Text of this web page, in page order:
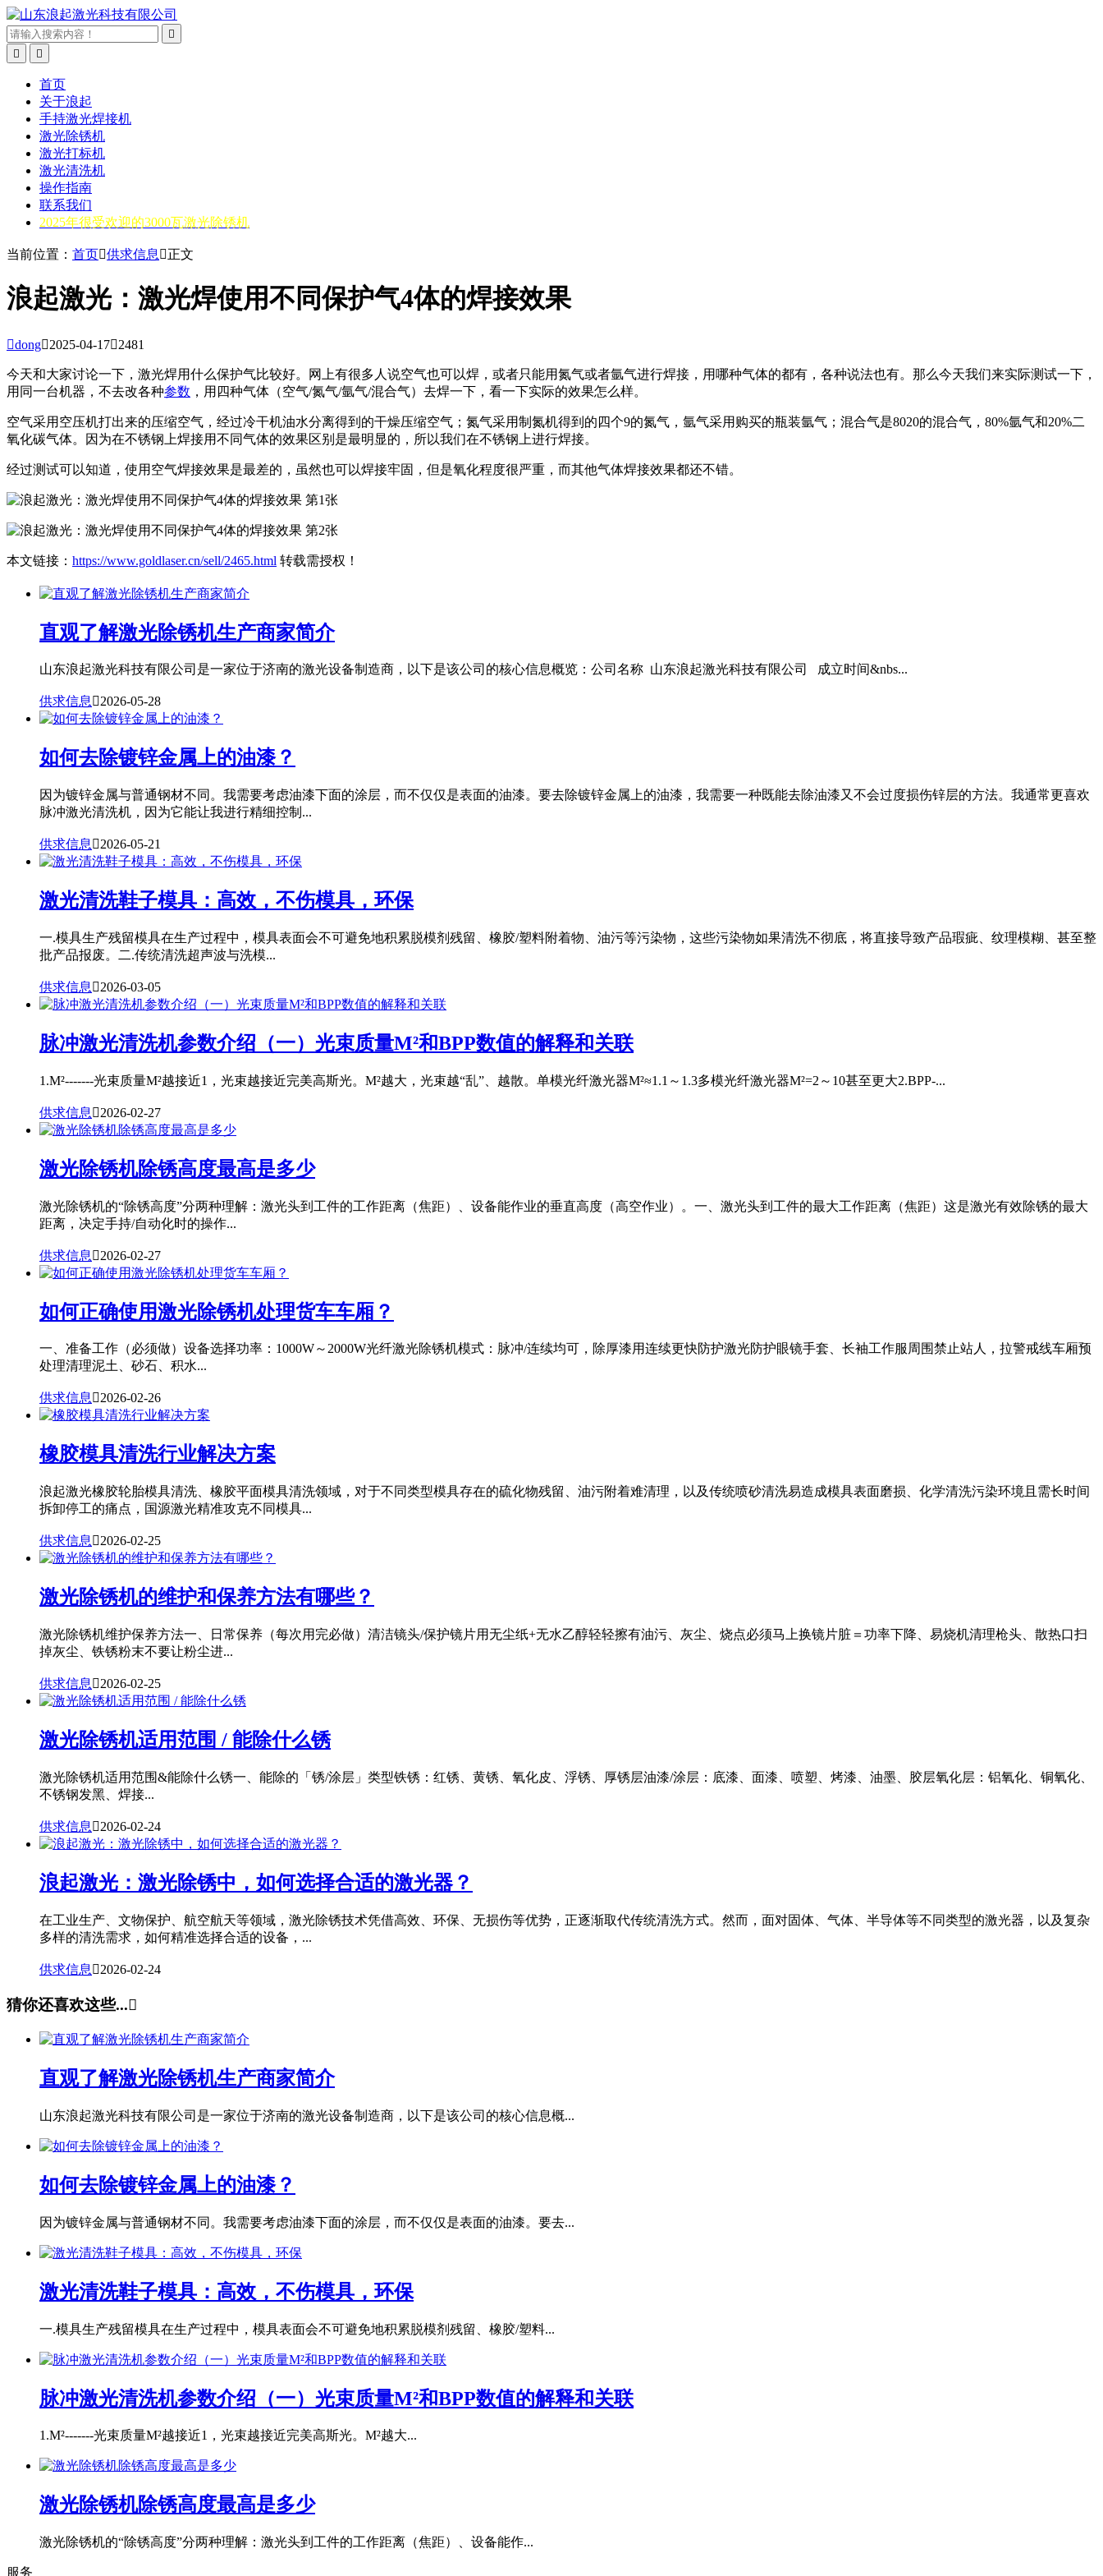



首页
关于浪起
手持激光焊接机
激光除锈机
激光打标机
激光清洗机
操作指南
联系我们
2025年很受欢迎的3000瓦激光除锈机
当前位置： 首页供求信息 正文
浪起激光：激光焊使用不同保护气4体的焊接效果
dong2025-04-172481
今天和大家讨论一下，激光焊用什么保护气比较好。网上有很多人说空气也可以焊，或者只能用氮气或者氩气进行焊接，用哪种气体的都有，各种说法也有。那么今天我们来实际测试一下，
用同一台机器，不去改各种参数 ，用四种气体（空气/氮气/氩气/混合气）去焊一下，看一下实际的效果怎么样。
空气采用空压机打出来的压缩空气，经过冷干机油水分离得到的干燥压缩空气；氮气采用制氮机得到的四个9的氮气，氩气采用购买的瓶装氩气；混合气是8020的混合气，80%氩气和20%二
氧化碳气体。因为在不锈钢上焊接用不同气体的效果区别是最明显的，所以我们在不锈钢上进行焊接。
经过测试可以知道，使用空气焊接效果是最差的，虽然也可以焊接牢固，但是氧化程度很严重，而其他气体焊接效果都还不错。
本文链接： https://www.goldlaser.cn/sell/2465.html 转载需授权！
直观了解激光除锈机生产商家简介
山东浪起激光科技有限公司是一家位于济南的激光设备制造商，以下是该公司的核心信息概览：公司名称 山东浪起激光科技有限公司 成立时间&nbs...
供求信息2026-05-28
如何去除镀锌金属上的油漆？
因为镀锌金属与普通钢材不同。我需要考虑油漆下面的涂层，而不仅仅是表面的油漆。要去除镀锌金属上的油漆，我需要一种既能去除油漆又不会过度损伤锌层的方法。我通常更喜欢
脉冲激光清洗机，因为它能让我进行精细控制...
供求信息 2026-05-21
激光清洗鞋子模具：高效，不伤模具，环保
一.模具生产残留模具在生产过程中，模具表面会不可避免地积累脱模剂残留、橡胶/塑料附着物、油污等污染物，这些污染物如果清洗不彻底，将直接导致产品瑕疵、纹理模糊、甚至整
批产品报废。二.传统清洗超声波与洗模...
供求信息 2026-03-05
脉冲激光清洗机参数介绍（一）光束质量M²和BPP数值的解释和关联
1.M²-------光束质量M²越接近1，光束越接近完美高斯光。M²越大，光束越“乱”、越散。单模光纤激光器M²≈1.1～1.3多模光纤激光器M²=2～10甚至更大2.BPP-...
供求信息 2026-02-27
激光除锈机除锈高度最高是多少
激光除锈机的“除锈高度”分两种理解：激光头到工件的工作距离（焦距）、设备能作业的垂直高度（高空作业）。一、激光头到工件的最大工作距离（焦距）这是激光有效除锈的最大
距离，决定手持/自动化时的操作...
供求信息 2026-02-27
如何正确使用激光除锈机处理货车车厢？
一、准备工作（必须做）设备选择功率：1000W～2000W光纤激光除锈机模式：脉冲/连续均可，除厚漆用连续更快防护激光防护眼镜手套、长袖工作服周围禁止站人，拉警戒线车厢预
处理清理泥土、砂石、积水...
供求信息2026-02-26
橡胶模具清洗行业解决方案
浪起激光橡胶轮胎模具清洗、橡胶平面模具清洗领域，对于不同类型模具存在的硫化物残留、油污附着难清理，以及传统喷砂清洗易造成模具表面磨损、化学清洗污染环境且需长时间
拆卸停工的痛点，国源激光精准攻克不同模具...
供求信息 2026-02-25
激光除锈机的维护和保养方法有哪些？
激光除锈机维护保养方法一、日常保养（每次用完必做）清洁镜头/保护镜片用无尘纸+无水乙醇轻轻擦有油污、灰尘、烧点必须马上换镜片脏＝功率下降、易烧机清理枪头、散热口扫
掉灰尘、铁锈粉末不要让粉尘进...
供求信息 2026-02-25
激光除锈机适用范围 / 能除什么锈
激光除锈机适用范围&能除什么锈一、能除的「锈/涂层」类型铁锈：红锈、黄锈、氧化皮、浮锈、厚锈层油漆/涂层：底漆、面漆、喷塑、烤漆、油墨、胶层氧化层：铝氧化、铜氧化、
不锈钢发黑、焊接...
供求信息 2026-02-24
浪起激光：激光除锈中，如何选择合适的激光器？
在工业生产、文物保护、航空航天等领域，激光除锈技术凭借高效、环保、无损伤等优势，正逐渐取代传统清洗方式。然而，面对固体、气体、半导体等不同类型的激光器，以及复杂
多样的清洗需求，如何精准选择合适的设备，...
供求信息 2026-02-24
猜你还喜欢这些...
直观了解激光除锈机生产商家简介
山东浪起激光科技有限公司是一家位于济南的激光设备制造商，以下是该公司的核心信息概...
如何去除镀锌金属上的油漆？
因为镀锌金属与普通钢材不同。我需要考虑油漆下面的涂层，而不仅仅是表面的油漆。要去...
激光清洗鞋子模具：高效，不伤模具，环保
一.模具生产残留模具在生产过程中，模具表面会不可避免地积累脱模剂残留、橡胶/塑料...
脉冲激光清洗机参数介绍（一）光束质量M²和BPP数值的解释和关联
1.M²-------光束质量M²越接近1，光束越接近完美高斯光。M²越大...
激光除锈机除锈高度最高是多少
激光除锈机的“除锈高度”分两种理解：激光头到工件的工作距离（焦距）、设备能作...
服务